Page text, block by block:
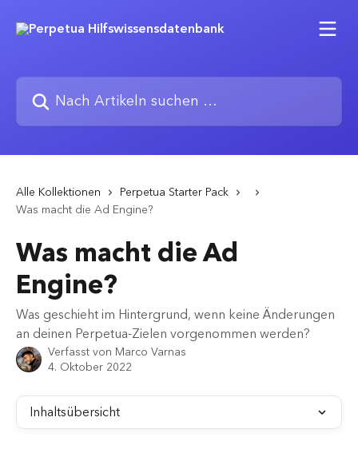
Nach Artikeln suchen …
Alle Kollektionen
Perpetua Starter Pack
Was macht die Ad Engine?
Was macht die Ad
Engine?
Was geschieht im Hintergrund, wenn keine Änderungen
an deinen Perpetua-Zielen vorgenommen werden?
Verfasst von Marco Varnas
4. Oktober 2022
Inhaltsübersicht